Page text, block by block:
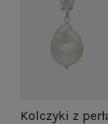
Kolczyki z